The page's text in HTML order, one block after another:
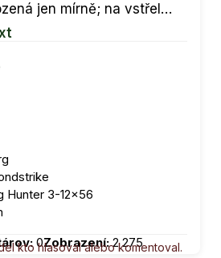
jen mírně; na vstřel…
Hunter 3-12x56
0Zobrazení:2 275
kto hlasoval alebo komentoval.